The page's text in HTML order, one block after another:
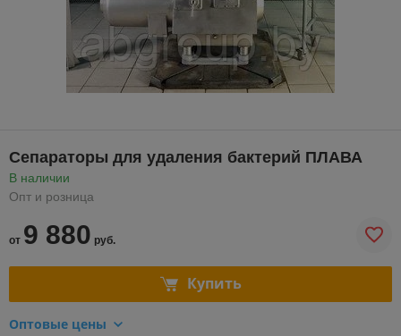
Сепараторы для удаления бактерий ПЛАВА
В наличии
Опт и розница
от 9 880 руб.
Купить
Оптовые цены